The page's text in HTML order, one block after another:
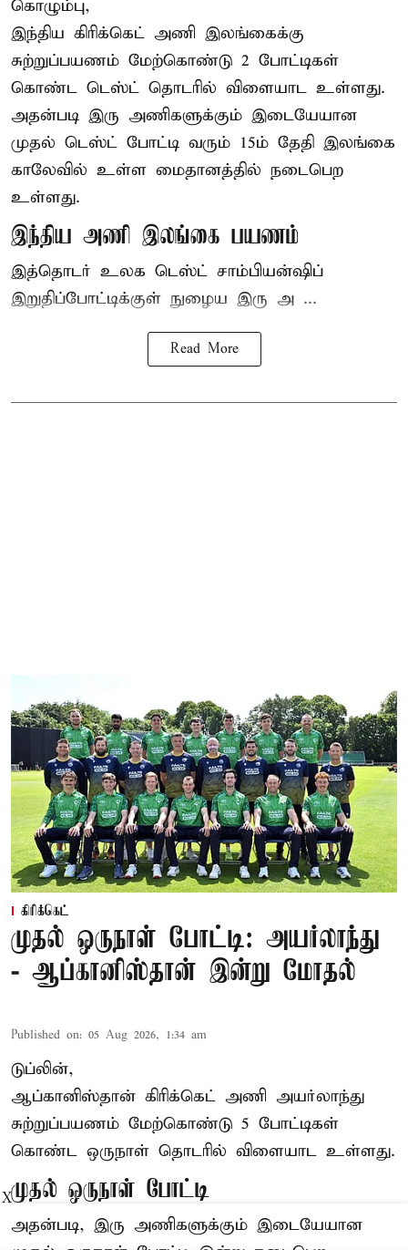
கொழும்பு,
இந்திய கிரிக்கெட் அணி இலங்கைக்கு
சுற்றுப்பயணம் மேற்கொண்டு 2 போட்டிகள்
கொண்ட டெஸ்ட் தொடரில் விளையாட உள்ளது.
அதன்படி இரு அணிகளுக்கும் இடையேயான
முதல் டெஸ்ட் போட்டி வரும் 15ம் தேதி இலங்கை
காலேவில் உள்ள மைதானத்தில் நடைபெற
உள்ளது.
இந்திய அணி இலங்கை பயணம்
இத்தொடர் உலக டெஸ்ட் சாம்பியன்ஷிப்
இறுதிப்போட்டிக்குள் நுழைய இரு அ ...
Read More
கிரிக்கெட்
முதல் ஒருநாள் போட்டி: அயர்லாந்து
- ஆப்கானிஸ்தான் இன்று மோதல்
Published on: 05 Aug 2026, 1:34 am
டுப்லின்,
ஆப்கானிஸ்தான் கிரிக்கெட் அணி அயர்லாந்து
சுற்றுப்பயணம் மேற்கொண்டு 5 போட்டிகள்
கொண்ட ஒருநாள் தொடரில் விளையாட உள்ளது.
முதல் ஒருநாள் போட்டி
அதன்படி, இரு அணிகளுக்கும் இடையேயான
X